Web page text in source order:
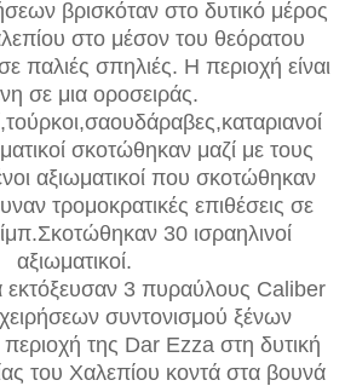
βρισκόταν στο δυτικό μέρος
στο μέσον του θεόρατου
παλιές σπηλιές. Η περιοχή είναι
σε μια οροσειράς.
σκοτώθηκαν μαζί με τους
αξιωματικοί που σκοτώθηκαν
τρομοκρατικές επιθέσεις σε
30 ισραηλινοί
αξιωματικοί.
εκτόξευσαν 3 πυραύλους Caliber
συντονισμού ξένων
της Dar Ezza στη δυτική
του Χαλεπίου κοντά στα βουνά